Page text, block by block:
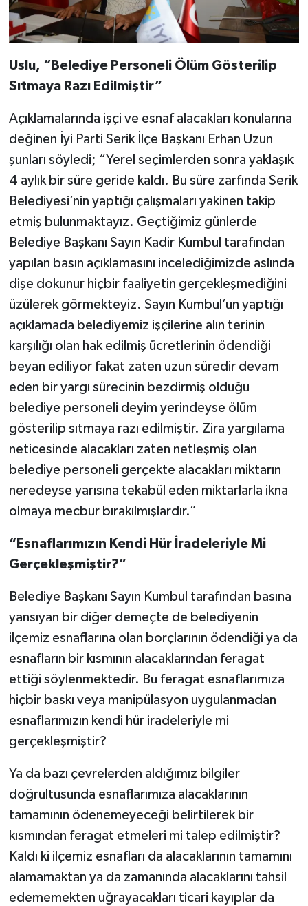
Uslu, “Belediye Personeli Ölüm Gösterilip
Sıtmaya Razı Edilmiştir”
Açıklamalarında işçi ve esnaf alacakları konularına
değinen İyi Parti Serik İlçe Başkanı Erhan Uzun
şunları söyledi; “Yerel seçimlerden sonra yaklaşık
4 aylık bir süre geride kaldı. Bu süre zarfında Serik
Belediyesi’nin yaptığı çalışmaları yakinen takip
etmiş bulunmaktayız. Geçtiğimiz günlerde
Belediye Başkanı Sayın Kadir Kumbul tarafından
yapılan basın açıklamasını incelediğimizde aslında
dişe dokunur hiçbir faaliyetin gerçekleşmediğini
üzülerek görmekteyiz. Sayın Kumbul’un yaptığı
açıklamada belediyemiz işçilerine alın terinin
karşılığı olan hak edilmiş ücretlerinin ödendiği
beyan ediliyor fakat zaten uzun süredir devam
eden bir yargı sürecinin bezdirmiş olduğu
belediye personeli deyim yerindeyse ölüm
gösterilip sıtmaya razı edilmiştir. Zira yargılama
neticesinde alacakları zaten netleşmiş olan
belediye personeli gerçekte alacakları miktarın
neredeyse yarısına tekabül eden miktarlarla ikna
olmaya mecbur bırakılmışlardır.”
“Esnaflarımızın Kendi Hür İradeleriyle Mi
Gerçekleşmiştir?”
Belediye Başkanı Sayın Kumbul tarafından basına
yansıyan bir diğer demeçte de belediyenin
ilçemiz esnaflarına olan borçlarının ödendiği ya da
esnafların bir kısmının alacaklarından feragat
ettiği söylenmektedir. Bu feragat esnaflarımıza
hiçbir baskı veya manipülasyon uygulanmadan
esnaflarımızın kendi hür iradeleriyle mi
gerçekleşmiştir?
Ya da bazı çevrelerden aldığımız bilgiler
doğrultusunda esnaflarımıza alacaklarının
tamamının ödenemeyeceği belirtilerek bir
kısmından feragat etmeleri mi talep edilmiştir?
Kaldı ki ilçemiz esnafları da alacaklarının tamamını
alamamaktan ya da zamanında alacaklarını tahsil
edememekten uğrayacakları ticari kayıplar da